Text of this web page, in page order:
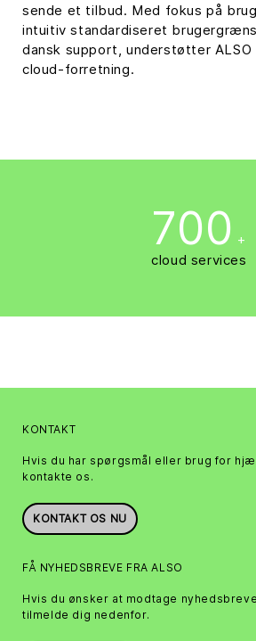
sende et tilbud. Med fokus på
intuitiv standardiseret
dansk support, understøtter ALSO
cloud-forretning.
700 +
cloud services
KONTAKT
Hvis du har spørgsmål eller brug for
kontakte os.
KONTAKT OS NU
FÅ NYHEDSBREVE FRA ALSO
Hvis du ønsker at modtage
tilmelde dig nedenfor.